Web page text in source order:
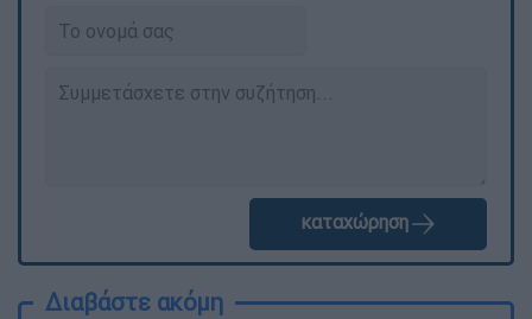
καταχώρηση
Διαβάστε ακόμη